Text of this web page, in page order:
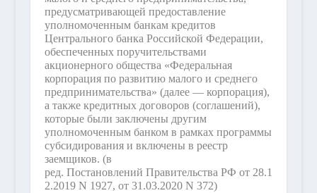
предусматривающей предоставление
уполномоченным банкам кредитов
Центрального банка Российской Федерации,
обеспеченных поручительствами
акционерного общества «Федеральная
корпорация по развитию малого и среднего
предпринимательства» (далее — корпорация),
а также кредитных договоров (соглашений),
которые были заключены другим
уполномоченным банком в рамках программы
субсидирования и включены в реестр
заемщиков. (в
ред. Постановлений Правительства РФ от 28.1
2.2019 N 1927, от 31.03.2020 N 372)